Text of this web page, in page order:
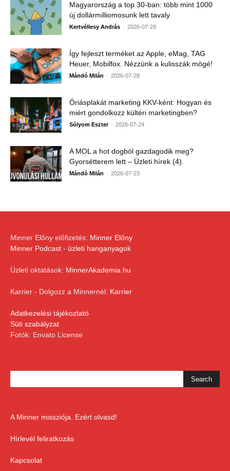
Magyarország a top 30-ban: több mint 1000
új dollármilliomosunk lett tavaly
Kertvéllesy András - 2026-07-28
Így fejleszt terméket az Apple, eMag, TAG
Heuer, Mobilfox. Nézzünk a kulisszák mögé!
Mándó Milán - 2026-07-28
Óriásplakát marketing KKV-ként: Hogyan és
miért gondolkozz kültéri marketingben?
Sólyom Eszter - 2026-07-24
A MOL a hot dogból gazdagodik meg?
Gyorsétterem lett – Üzleti hírek (4).
Mándó Milán - 2026-07-23
Minner Előny előfizetés: Minner Előny
Minner Podcast - üzleti hanganyagok
Üzleti oktatások: MinnerAkademia.hu
Karrier - Dolgozz a Minnernél: Karrier
Adatkezelési tájékoztató
Süti szabályzat
Fotók: Envato License
A Minner missziója. Ezért olvasd!
Hírlevél feliratkozás
Kapcsolat